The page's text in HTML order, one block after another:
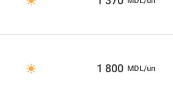
1 800 MDL/un